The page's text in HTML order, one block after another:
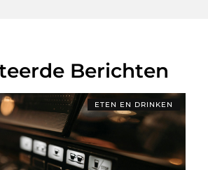
Berichten
ETEN EN DRINKEN